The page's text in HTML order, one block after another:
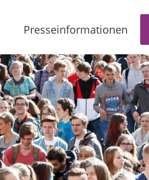
Presseinformationen